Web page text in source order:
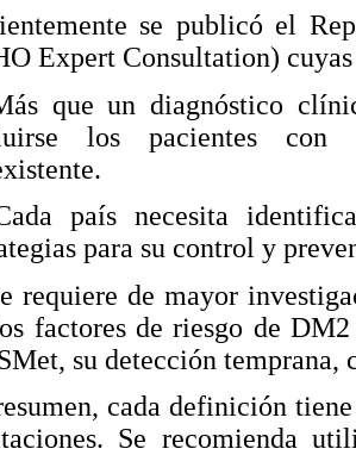
se publicó el
Expert Consultation)
que un diagnóstico
los pacientes con
país necesita
para su control y
requiere de mayor
factores de riesgo de
su detección
cada definición
Se recomienda